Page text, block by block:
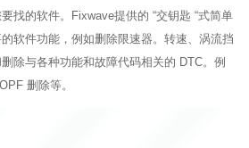
找的软件。
Fixwave提供的 “交钥匙 “式简单
软件功能，例如删除限速器。转速、 涡流挡
除与各种功能和故障代码相关的 DTC。例
删除等。